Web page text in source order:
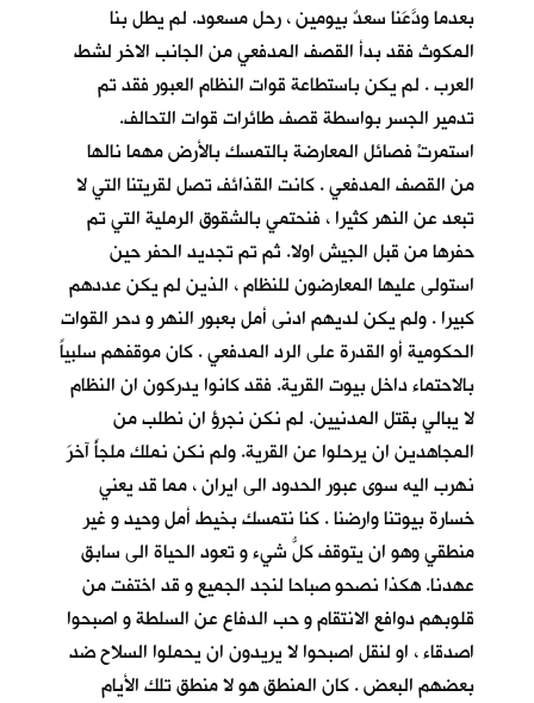
بعدما ودَّعَنا سعدٌ بيومين ، رحل مسعود. لم يطل بنا
المكوث فقد بدأ القصف المدفعي من الجانب الاخر لشط
العرب . لم يكن باستطاعة قوات النظام العبور فقد تم
تدمير الجسر بواسطة قصف طائرات قوات التحالف.
استمرتْ فصائل المعارضة بالتمسك بالأرض مهما نالها
من القصف المدفعي . كانت القذائف تصل لقريتنا التي لا
تبعد عن النهر كثيرا ، فنحتمي بالشقوق الرملية التي تم
حفرها من قبل الجيش اولا. ثم تم تجديد الحفر حين
استولى عليها المعارضون للنظام ، الذين لم يكن عددهم
كبيرا . ولم يكن لديهم ادنى أمل بعبور النهر و دحر القوات
الحكومية أو القدرة على الرد المدفعي . كان موقفهم سلبياً
بالاحتماء داخل بيوت القرية. فقد كانوا يدركون ان النظام
لا يبالي بقتل المدنيين. لم نكن نجرؤ ان نطلب من
المجاهدين ان يرحلوا عن القرية. ولم نكن نملك ملجأً آخرَ
نهرب اليه سوى عبور الحدود الى ايران ، مما قد يعني
خسارة بيوتنا وارضنا . كنا نتمسك بخيط أمل وحيد و غير
منطقي وهو ان يتوقف كلُّ شيء و تعود الحياة الى سابق
عهدنا. هكذا نصحو صباحا لنجد الجميع و قد اختفت من
قلوبهم دوافع الانتقام و حب الدفاع عن السلطة و اصبحوا
اصدقاء ، او لنقل اصبحوا لا يريدون ان يحملوا السلاح ضد
بعضهم البعض . كان المنطق هو لا منطق تلك الأيام